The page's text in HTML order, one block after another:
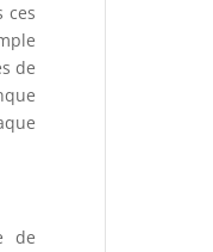
ces
de
de